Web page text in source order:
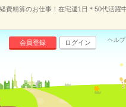
費精算のお仕事！在宅週1日＊50代活躍
会員登録 ログイン ヘル